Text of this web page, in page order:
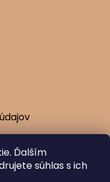
Ďalším
súhlas s ich